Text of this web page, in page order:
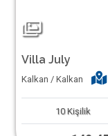
Villa July
Kalkan / Kalkan
10 Kişilik